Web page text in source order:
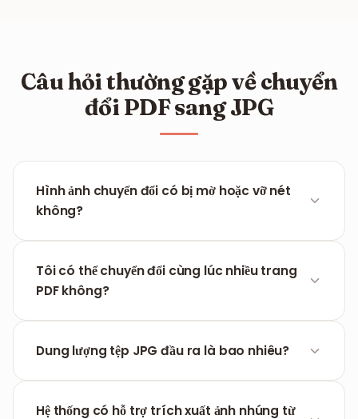
Câu hỏi thường gặp về chuyển
đổi PDF sang JPG
Hình ảnh chuyển đổi có bị mờ hoặc vỡ nét
không?
cao để đảm bảo ảnh JPG đầu ra sắc nét nhất có
thể, tương đương với tài liệu gốc.
Tôi có thể chuyển đổi cùng lúc nhiều trang
PDF không?
trang trong tệp PDF của bạn thành danh sách các
Dung lượng tệp JPG đầu ra là bao nhiêu?
Chúng tôi tối ưu hóa thuật toán nén để tạo ra ảnh
Hệ thống có hỗ trợ trích xuất ảnh nhúng từ